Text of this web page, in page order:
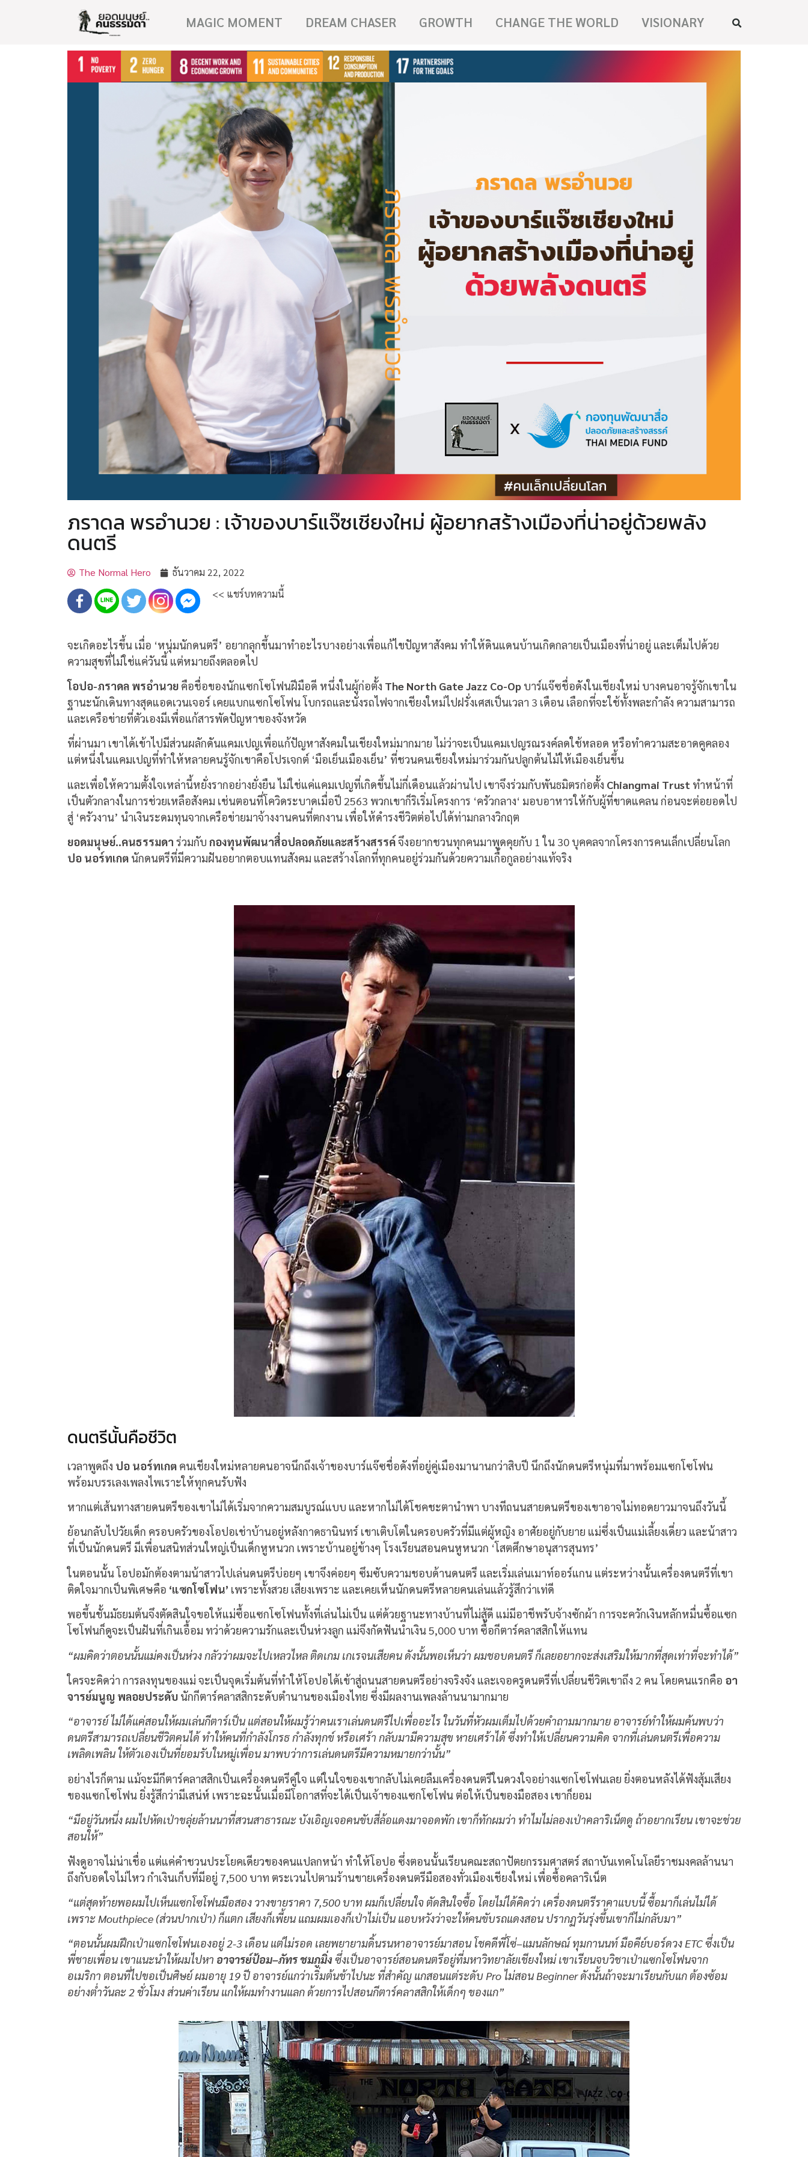
MAGIC MOMENT DREAM CHASER GROWTH CHANGE THE WORLD VISIONARY
ภราดล พรอำนวย : เจ้าของบาร์แจ๊ซเชียงใหม่ ผู้อยากสร้างเมืองที่น่าอยู่ด้วยพลัง
ดนตรี
The Normal Hero
ธันวาคม 22, 2022
<< แชร์บทความนี้
จะเกิดอะไรขึ้น เมื่อ ‘หนุ่มนักดนตรี’ อยากลุกขึ้นมาทำอะไรบางอย่างเพื่อแก้ไขปัญหาสังคม ทำให้ดินแดนบ้านเกิดกลายเป็นเมืองที่น่าอยู่ และเต็มไปด้วย
ความสุขที่ไม่ใช่แค่วันนี้ แต่หมายถึงตลอดไป
โอปอ-ภราดล พรอำนวย คือชื่อของนักแซกโซโฟนฝีมือดี หนึ่งในผู้ก่อตั้ง The North Gate Jazz Co-Op บาร์แจ๊ซชื่อดังในเชียงใหม่ บางคนอาจรู้จักเขาใน
ฐานะนักเดินทางสุดแอดเวนเจอร์ เคยแบกแซกโซโฟน โบกรถและนั่งรถไฟจากเชียงใหม่ไปฝรั่งเศสเป็นเวลา 3 เดือน ​เลือกที่จะใช้ทั้งพละกำลัง ความสามารถ
และเครือข่ายที่ตัวเองมีเพื่อแก้สารพัดปัญหาของจังหวัด
ที่ผ่านมา เขาได้เข้าไปมีส่วนผลักดันแคมเปญเพื่อแก้ปัญหาสังคมในเชียงใหม่มากมาย ไม่ว่าจะเป็นแคมเปญรณรงค์ลดใช้หลอด หรือทำความสะอาดคูคลอง
แต่หนึ่งในแคมเปญที่ทำให้หลายคนรู้จักเขาคือโปรเจกต์ ‘มือเย็นเมืองเย็น’ ที่ชวนคนเชียงใหม่มาร่วมกันปลูกต้นไม้ให้เมืองเย็นขึ้น
และเพื่อให้ความตั้งใจเหล่านี้หยั่งรากอย่างยั่งยืน ไม่ใช่แค่แคมเปญที่เกิดขึ้นไม่กี่เดือนแล้วผ่านไป เขาจึงร่วมกับพันธมิตรก่อตั้ง Chiangmai Trust ทำหน้าที่
เป็นตัวกลางในการช่วยเหลือสังคม เช่นตอนที่โควิดระบาดเมื่อปี 2563 พวกเขาก็ริเริ่มโครงการ ‘ครัวกลาง‘ มอบอาหารให้กับผู้ที่ขาดแคลน ก่อนจะต่อยอดไป
สู่ ‘ครัวงาน’ นำเงินระดมทุนจากเครือข่ายมาจ้างงานคนที่ตกงาน เพื่อให้ดำรงชีวิตต่อไปได้ท่ามกลางวิกฤต
ยอดมนุษย์..คนธรรมดา ร่วมกับ กองทุนพัฒนาสื่อปลอดภัยและสร้างสรรค์จึงอยากชวนทุกคนมาพูดคุยกับ 1ใน 30 บุคคลจากโครงการคนเล็กเปลี่ยนโลก
ปอ นอร์ทเกต นักดนตรีที่มีความฝันอยากตอบแทนสังคม และสร้างโลกที่ทุกคนอยู่ร่วมกันด้วยความเกื้อกูลอย่างแท้จริง
ดนตรีนั้นคือชีวิต
เวลาพูดถึง ปอ นอร์ทเกต คนเชียงใหม่หลายคนอาจนึกถึงเจ้าของบาร์แจ๊ซชื่อดังที่อยู่คู่เมืองมานานกว่าสิบปี นึกถึงนักดนตรีหนุ่มที่มาพร้อมแซกโซโฟน
พร้อมบรรเลงเพลงไพเราะให้ทุกคนรับฟัง
หากแต่เส้นทางสายดนตรีของเขาไม่ได้เริ่มจากความสมบูรณ์แบบ และหากไม่ได้โชคชะตานำพา บางทีถนนสายดนตรีของเขาอาจไม่ทอดยาวมาจนถึงวันนี้
ย้อนกลับไปวัยเด็ก ครอบครัวของโอปอเช่าบ้านอยู่หลังกาดธานินทร์ เขาเติบโตในครอบครัวที่มีแต่ผู้หญิง อาศัยอยู่กับยาย แม่ซึ่งเป็นแม่เลี้ยงเดี่ยว และน้าสาว
ที่เป็นนักดนตรี มีเพื่อนสนิทส่วนใหญ่เป็นเด็กหูหนวก เพราะบ้านอยู่ข้างๆ โรงเรียนสอนคนหูหนวก ‘โสตศึกษาอนุสารสุนทร’
ในตอนนั้น โอปอมักต้องตามน้าสาวไปเล่นดนตรีบ่อยๆ เขาจึงค่อยๆ ซึมซับความชอบด้านดนตรี และเริ่มเล่นเมาท์ออร์แกน แต่ระหว่างนั้นเครื่องดนตรีที่เขา
ติดใจมากเป็นพิเศษคือ ‘แซกโซโฟน’ เพราะทั้งสวย เสียงเพราะ และเคยเห็นนักดนตรีหลายคนเล่นแล้วรู้สึกว่าเท่ดี
พอขึ้นชั้นมัธยมต้นจึงตัดสินใจขอให้แม่ซื้อแซกโซโฟนทั้งที่เล่นไม่เป็น แต่ด้วยฐานะทางบ้านที่ไม่สู้ดี แม่มีอาชีพรับจ้างซักผ้า การจะควักเงินหลักหมื่นซื้อแซก
โซโฟนก็ดูจะเป็นฝันที่เกินเอื้อม ทว่าด้วยความรักและเป็นห่วงลูก แม่จึงกัดฟันนำเงิน 5,000 บาท ซื้อกีตาร์คลาสสิกให้แทน
“ผมคิดว่าตอนนั้นแม่คงเป็นห่วง กลัวว่าผมจะไปเหลวไหล ติดเกม เกเรจนเสียคน ดังนั้นพอเห็นว่า ผมชอบดนตรี ก็เลยอยากจะส่งเสริมให้มากที่สุดเท่าที่จะทำได้”
ใครจะคิดว่า การลงทุนของแม่ จะเป็นจุดเริ่มต้นที่ทำให้โอปอได้เข้าสู่ถนนสายดนตรีอย่างจริงจัง และเจอครูดนตรีที่เปลี่ยนชีวิตเขาถึง 2 คน โดยคนแรกคือ อา
จารย์มนูญ พลอยประดับ นักกีตาร์คลาสสิกระดับตำนานของเมืองไทย ซึ่งมีผลงานเพลงล้านนามากมาย
“อาจารย์ ไม่ได้แค่สอนให้ผมเล่นกีตาร์เป็น แต่สอนให้ผมรู้ว่าคนเราเล่นดนตรีไปเพื่ออะไร ในวันที่หัวผมเต็มไปด้วยคำถามมากมาย อาจารย์ทำให้ผมค้นพบว่า
ดนตรีสามารถเปลี่ยนชีวิตคนได้ ทำให้คนที่กำลังโกรธ กำลังทุกข์ หรือเศร้า กลับมามีความสุข หายเศร้าได้ ซึ่งทำให้เปลี่ยนความคิด จากที่เล่นดนตรีเพื่อความ
เพลิดเพลิน ให้ตัวเองเป็นที่ยอมรับในหมู่เพื่อน มาพบว่าการเล่นดนตรีมีความหมายกว่านั้น”
อย่างไรก็ตาม แม้จะมีกีตาร์คลาสสิกเป็นเครื่องดนตรีคู่ใจ แต่ในใจของเขากลับไม่เคยลืมเครื่องดนตรีในดวงใจอย่างแซกโซโฟนเลย ยิ่งตอนหลังได้ฟังสุ้มเสียง
ของแซกโซโฟน ยิ่งรู้สึกว่ามีเสน่ห์ เพราะฉะนั้นเมื่อมีโอกาสที่จะได้เป็นเจ้าของแซกโซโฟน ต่อให้เป็นของมือสอง เขาก็ยอม
“มีอยู่วันหนึ่ง ผมไปหัดเป่าขลุ่ยล้านนาที่สวนสาธารณะ บังเอิญเจอคนขับสี่ล้อแดงมาจอดพัก เขาก็ทักผมว่า ทำไมไม่ลองเป่าคลาริเน็ตดู ถ้าอยากเรียน เขาจะช่วย
สอนให้”
ฟังดูอาจไม่น่าเชื่อ แต่แค่คำชวนประโยคเดียวของคนแปลกหน้า ทำให้โอปอ ซึ่งตอนนั้นเรียนคณะสถาปัตยกรรมศาสตร์ สถาบันเทคโนโลยีราชมงคลล้านนา
ถึงกับอดใจไม่ไหว กำเงินเก็บที่มีอยู่ 7,500 บาท ตระเวนไปตามร้านขายเครื่องดนตรีมือสองทั่วเมืองเชียงใหม่ เพื่อซื้อคลาริเน็ต
“แต่สุดท้ายพอผมไปเห็นแซกโซโฟนมือสอง วางขายราคา 7,500 บาท ผมก็เปลี่ยนใจ ตัดสินใจซื้อ โดยไม่ได้คิดว่า เครื่องดนตรีราคาแบบนี้ ซื้อมาก็เล่นไม่ได้
เพราะ Mouthpiece (ส่วนปากเป่า) ก็แตก เสียงก็เพี้ยน แถมผมเองก็เป่าไม่เป็น แอบหวังว่าจะให้คนขับรถแดงสอน ปรากฏวันรุ่งขึ้นเขาก็ไม่กลับมา”
“ตอนนั้นผมฝึกเป่าแซกโซโฟนเองอยู่2-3 เดือน แต่ไม่รอด เลยพยายามดิ้นรนหาอาจารย์มาสอน โชคดีพี่โซ่–แมนลักษณ์ ทุมกานนท์ มือคีย์บอร์ดวง ETCซึ่งเป็น
พี่ชายเพื่อน เขาแนะนำให้ผมไปหา อาจารย์ป้อม–ภัทร ชมภูมิ่งซึ่งเป็นอาจารย์สอนดนตรีอยู่ที่มหาวิทยาลัยเชียงใหม่ เขาเรียนจบวิชาเป่าแซกโซโฟนจาก
อเมริกา ตอนที่ไปขอเป็นศิษย์ ผมอายุ 19 ปี อาจารย์แกว่าเริ่มต้นช้าไปนะ ที่สำคัญ แกสอนแต่ระดับ Pro ไม่สอน Beginnerดังนั้นถ้าจะมาเรียนกับแก ต้องซ้อม
อย่างต่ำวันละ2ชั่วโมง ส่วนค่าเรียน แกให้ผมทำงานแลก ด้วยการไปสอนกีตาร์คลาสสิกให้เด็กๆ ของแก”